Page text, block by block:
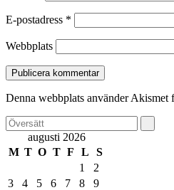
E-postadress *
Webbplats
Denna webbplats använder Akismet
augusti 2026
M T O T F L
S
1
2
3
4 5 6 7 8
9